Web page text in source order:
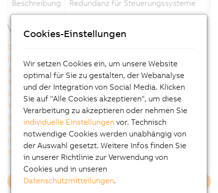
Beschreibung Redundanz für Steuerungssysteme
Verwandte Produkte
0AC808.9-1
X20BC8084
X20cBC8084
X20cCP1584
X20cCP1586
X20cCP3584
X20cCP3586
X20cHB1881
X20cHB2880
X20cHB2881
X20cHB2885
X20cHB2886
X20cHB8880
X20cHB8884
X20cIF1082-2
X20cIF10X0
X20cIF2181-2
Mehr laden
Cookies-Einstellungen
Wir setzen Cookies ein, um unsere Website
optimal für Sie zu gestalten, der Webanalyse
und der Integration von Social Media. Klicken
Sie auf "Alle Cookies akzeptieren", um diese
Verarbeitung zu akzeptieren oder nehmen Sie
individuelle Einstellungen vor. Technisch
notwendige Cookies werden unabhängig von
der Auswahl gesetzt. Weitere Infos finden Sie
in unserer Richtlinie zur Verwendung von
Cookies und in unseren
Datenschutzmitteilungen.